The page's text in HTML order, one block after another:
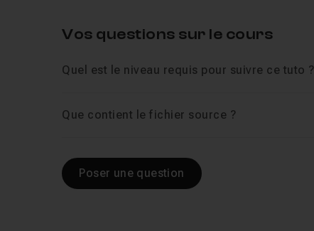
Vos questions sur le cours
Quel est le niveau requis pour suivre ce tuto ?
Que contient le fichier source ?
Poser une question